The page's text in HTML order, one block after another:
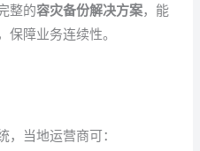
整的容灾备份解决方案，能
障业务连续性。
当地运营商可：